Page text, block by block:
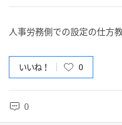
人事労務側での設定の仕方
いいね！ 0
0